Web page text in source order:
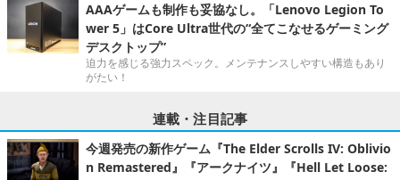
AAAゲームも制作も妥協なし。「Lenovo Legion To
wer 5」はCore Ultra世代の“全てこなせるゲーミング
デスクトップ”
迫力を感じる強力スペック。メンテナンスしやすい構造もあり
がたい！
連載・注目記事
今週発売の新作ゲーム『The Elder Scrolls IV: Oblivio
n Remastered』『アークナイツ』『Hell Let Loose: